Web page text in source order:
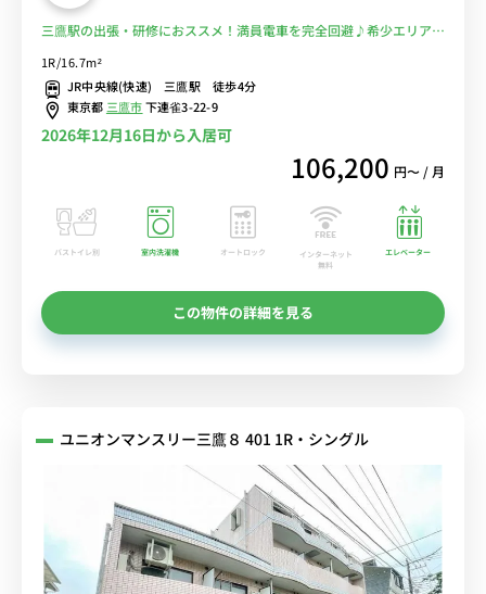
三鷹駅の出張・研修におススメ！満員電車を完全回避♪希少エリアの
1R/16.7m²
JR中央線(快速) 三鷹駅 徒歩4分
東京都 三鷹市下連雀3-22-9
2026年12月16日から入居可
106,200 円〜 / 月
バストイレ別 室内洗濯機 オートロック
インターネット
無料
エレベーター
この物件の詳細を見る
ユニオンマンスリー三鷹８ 401 1R・シングル